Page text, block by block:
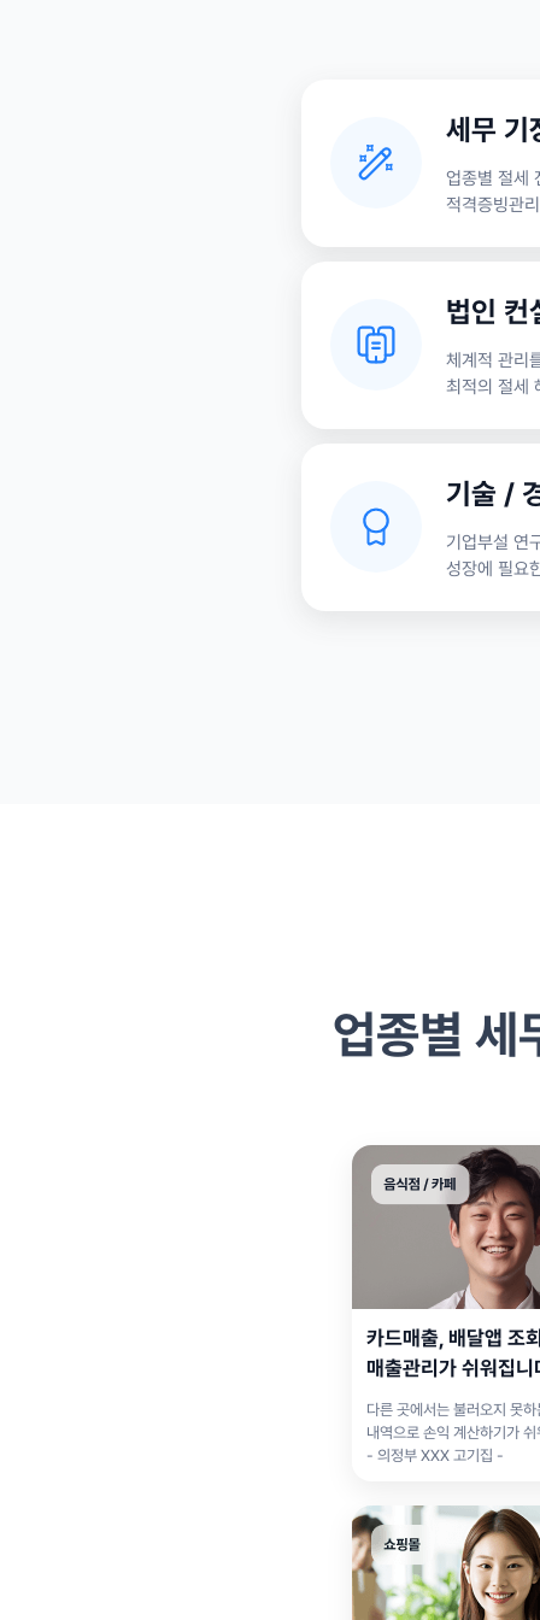
세무 기
업종별 절세
적격증빙관
법인 컨
체계적 관리
최적의 절세
기술 /
기업부설 연
성장에 필요
업종별
카드매출, 배달앱 조
매출관리가 쉬워집니
다른 곳에서는 불러오지 못
내역으로 손익 계산하기가
- 의정부 XXX 고기집 -